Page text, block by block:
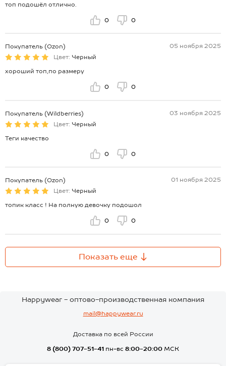
топ подошёл отлично.
0 0
Покупатель (Ozon)
05 ноября 2025
Цвет: Черный
хороший топ,по размеру
0 0
Покупатель (Wildberries)
03 ноября 2025
Цвет: Черный
Теги качество
0 0
Покупатель (Ozon)
01 ноября 2025
Цвет: Черный
топик класс ! На полную девочку подошол
0 0
Показать еще
Happywear - оптово-производственная компания
mail@happywear.ru
Доставка по всей России
8 (800) 707-51-41 пн-вс 8:00-20:00 МСК